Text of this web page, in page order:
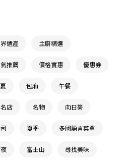
遺產 主廚精選
推薦 價格實惠 優惠券
包廂 午餐
名店 名物 向日葵
夏季 多國語言菜單
富士山 尋找美味